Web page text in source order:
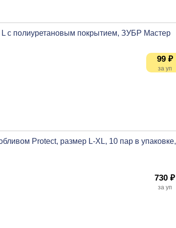
L с полиуретановым покрытием, ЗУБР Мастер
99 ₽
Protect, размер L-XL, 10 пар в упаковке,
730 ₽